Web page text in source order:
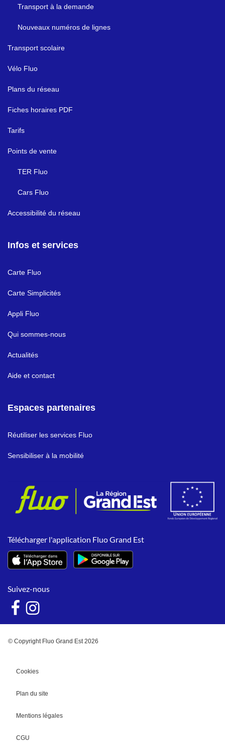
Transport à la demande
Nouveaux numéros de lignes
Transport scolaire
Vélo Fluo
Plans du réseau
Fiches horaires PDF
Tarifs
Points de vente
TER Fluo
Cars Fluo
Accessibilité du réseau
Infos et services
Carte Fluo
Carte Simplicités
Appli Fluo
Qui sommes-nous
Actualités
Aide et contact
Espaces partenaires
Réutiliser les services Fluo
Sensibiliser à la mobilité
Télécharger l'application Fluo Grand Est
Suivez-nous
© Copyright Fluo Grand Est 2026
Cookies
Plan du site
Mentions légales
CGU